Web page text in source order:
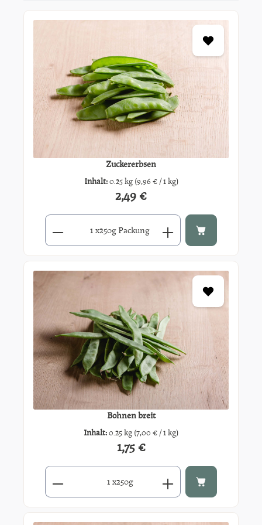
Zuckererbsen
Inhalt:0.25 kg (9,96 € / 1 kg)
Regulärer Preis:
2,49 €
Produkt Anzahl: Gib den gewünschten Wert ein oder benutze
x250g Packung
Bohnen breit
Inhalt:0.25 kg (7,00 € / 1 kg)
Regulärer Preis:
1,75 €
Produkt Anzahl: Gib den gewünschten Wert ein oder benutze
x250g